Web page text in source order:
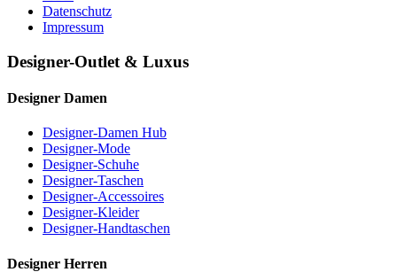
Datenschutz
Impressum
Designer-Outlet & Luxus
Designer Damen
Designer-Damen Hub
Designer-Mode
Designer-Schuhe
Designer-Taschen
Designer-Accessoires
Designer-Kleider
Designer-Handtaschen
Designer Herren